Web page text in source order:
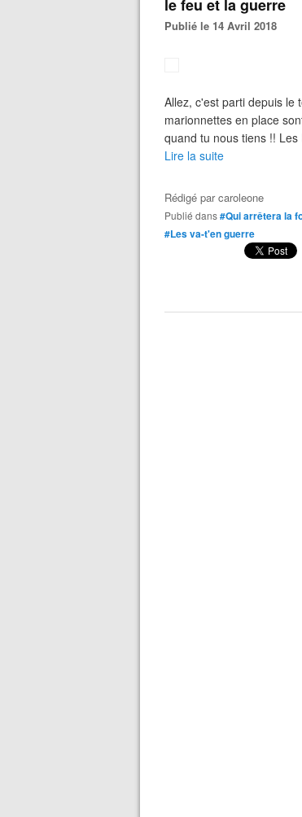
le feu et la guerre
Publié le 14 Avril 2018
Allez, c'est parti depuis le
marionnettes en place
quand tu nous tiens !!
Lire la suite
Rédigé parcaroleone
Publié dans#Qui arrêtera la
#Les va-t'en guerre